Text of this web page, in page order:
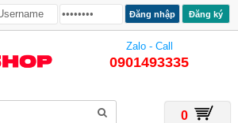
Đăng ký
Zalo - Call
0901493335
0